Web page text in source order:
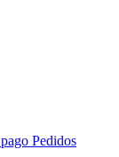
Pedidos